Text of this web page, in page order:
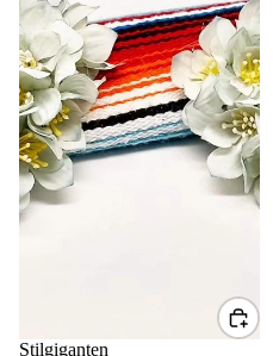
Stilgiganten